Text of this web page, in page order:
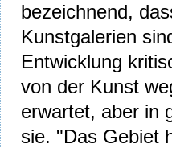
bezeichnend,
Kunstgalerien
Entwicklung
von der Kunst
erwartet, aber in
sie. "Das Gebiet